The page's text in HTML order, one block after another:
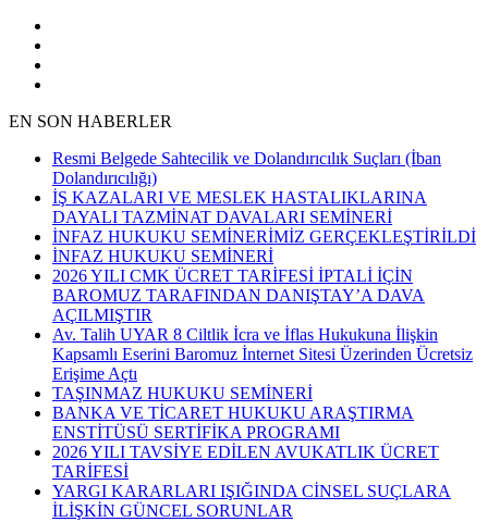
EN SON HABERLER
Resmi Belgede Sahtecilik ve Dolandırıcılık Suçları (İban
Dolandırıcılığı)
İŞ KAZALARI VE MESLEK HASTALIKLARINA
DAYALI TAZMİNAT DAVALARI SEMİNERİ
İNFAZ HUKUKU SEMİNERİMİZ GERÇEKLEŞTİRİLDİ
İNFAZ HUKUKU SEMİNERİ
2026 YILI CMK ÜCRET TARİFESİ İPTALİ İÇİN
BAROMUZ TARAFINDAN DANIŞTAY’A DAVA
AÇILMIŞTIR
Av. Talih UYAR 8 Ciltlik İcra ve İflas Hukukuna İlişkin
Kapsamlı Eserini Baromuz İnternet Sitesi Üzerinden Ücretsiz
Erişime Açtı
TAŞINMAZ HUKUKU SEMİNERİ
BANKA VE TİCARET HUKUKU ARAŞTIRMA
ENSTİTÜSÜ SERTİFİKA PROGRAMI
2026 YILI TAVSİYE EDİLEN AVUKATLIK ÜCRET
TARİFESİ
YARGI KARARLARI IŞIĞINDA CİNSEL SUÇLARA
İLİŞKİN GÜNCEL SORUNLAR